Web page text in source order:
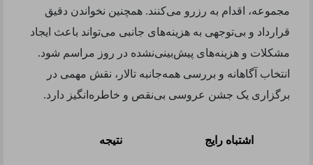
مجموعه، اقدام به رزرو می‌کنند. همچنین نخواندن دقیق
قرارداد و بی‌توجهی به هزینه‌های جانبی می‌تواند باعث ایجاد
مشکلات و هزینه‌های پیش‌بینی‌نشده در روز مراسم شود.
انتخاب آگاهانه و بررسی همه‌جانبه تالار، نقش مهمی در
برگزاری یک جشن عروسی بی‌نقص و خاطره‌انگیز دارد.
اشتباه رایج نتیجه